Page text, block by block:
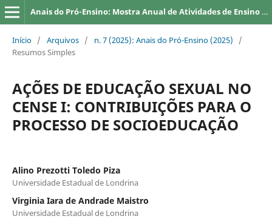
Anais do Pró-Ensino: Mostra Anual de Atividades de Ensino da UEL
Início / Arquivos / n. 7 (2025): Anais do Pró-Ensino (2025)
/
Resumos Simples
AÇÕES DE EDUCAÇÃO SEXUAL NO
CENSE I: CONTRIBUIÇÕES PARA O
PROCESSO DE SOCIOEDUCAÇÃO
Alino Prezotti Toledo Piza
Universidade Estadual de Londrina
Virginia Iara de Andrade Maistro
Universidade Estadual de Londrina